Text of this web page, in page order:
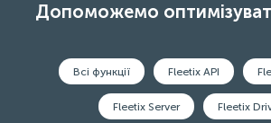
Допоможемо
Всі функції Fleetix API
Fleetix Server Fleetix